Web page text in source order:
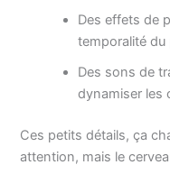
Des effets de
temporalité du
Des sons de
dynamiser les
Ces petits détails, ça
attention, mais le